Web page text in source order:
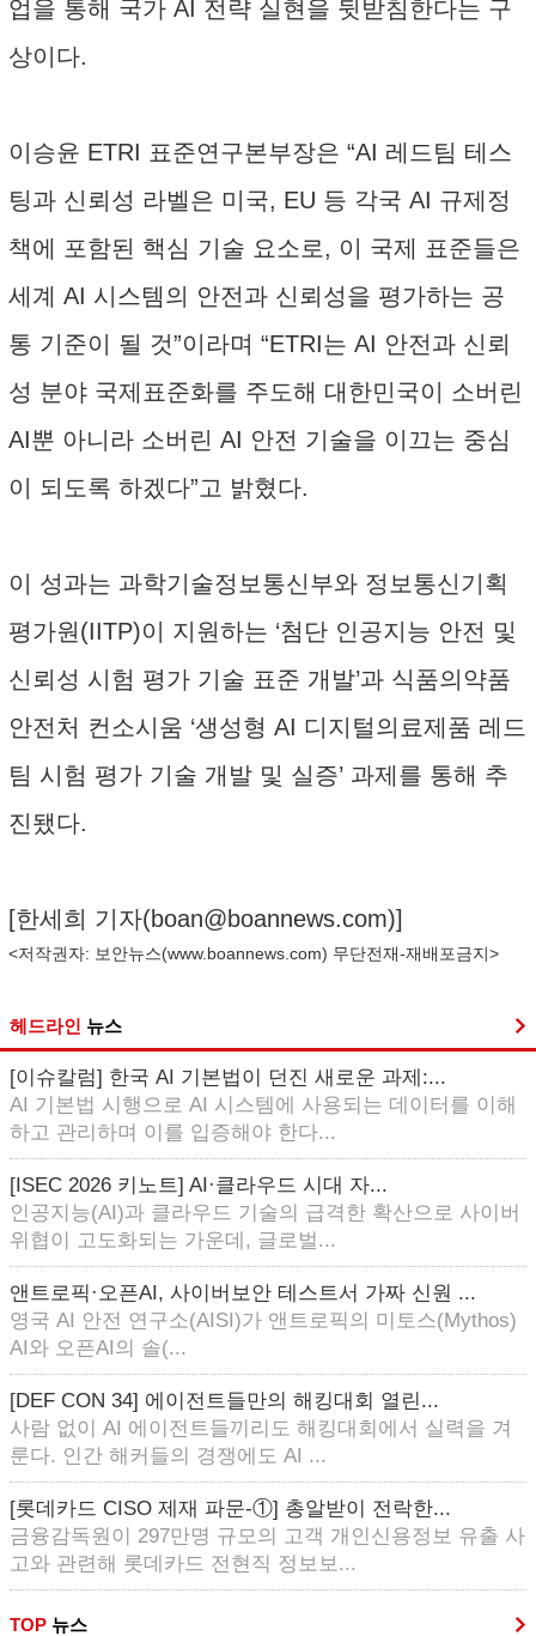
업을 통해 국가 AI 전략 실현을 뒷받침한다는 구
상이다.
이승윤 ETRI 표준연구본부장은 “AI 레드팀 테스
팅과 신뢰성 라벨은 미국, EU 등 각국 AI 규제정
책에 포함된 핵심 기술 요소로, 이 국제 표준들은
세계 AI 시스템의 안전과 신뢰성을 평가하는 공
통 기준이 될 것”이라며 “ETRI는 AI 안전과 신뢰
성 분야 국제표준화를 주도해 대한민국이 소버린
AI뿐 아니라 소버린 AI 안전 기술을 이끄는 중심
이 되도록 하겠다”고 밝혔다.
이 성과는 과학기술정보통신부와 정보통신기획
평가원(IITP)이 지원하는 ‘첨단 인공지능 안전 및
신뢰성 시험 평가 기술 표준 개발’과 식품의약품
안전처 컨소시움 ‘생성형 AI 디지털의료제품 레드
팀 시험 평가 기술 개발 및 실증’ 과제를 통해 추
진됐다.
[한세희 기자(boan@boannews.com)]
<저작권자: 보안뉴스(www.boannews.com) 무단전재-재배포금지>
헤드라인 뉴스
[이슈칼럼] 한국 AI 기본법이 던진 새로운 과제:...
AI 기본법 시행으로 AI 시스템에 사용되는 데이터를 이해
하고 관리하며 이를 입증해야 한다...
[ISEC 2026 키노트] AI·클라우드 시대 자...
인공지능(AI)과 클라우드 기술의 급격한 확산으로 사이버
위협이 고도화되는 가운데, 글로벌...
앤트로픽·오픈AI, 사이버보안 테스트서 가짜 신원 ...
영국 AI 안전 연구소(AISI)가 앤트로픽의 미토스(Mythos)
AI와 오픈AI의 솔(...
[DEF CON 34] 에이전트들만의 해킹대회 열린...
사람 없이 AI 에이전트들끼리도 해킹대회에서 실력을 겨
룬다. 인간 해커들의 경쟁에도 AI ...
[롯데카드 CISO 제재 파문-①] 총알받이 전락한...
금융감독원이 297만명 규모의 고객 개인신용정보 유출 사
고와 관련해 롯데카드 전현직 정보보...
TOP 뉴스